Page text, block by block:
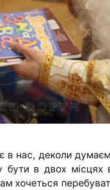
в нас, деколи
бути в двох місцях
хочеться